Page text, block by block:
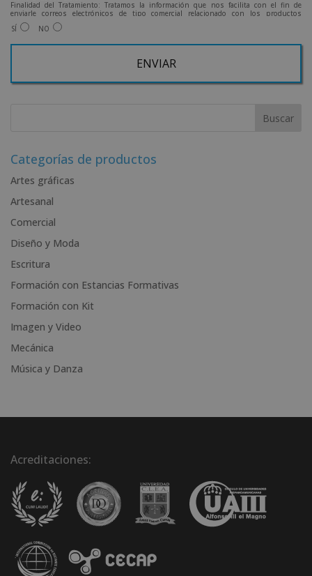
Finalidad del Tratamiento: Tratamos la información que nos facilita con el fin de
enviarle correos electrónicos de tipo comercial relacionado con los productos
ofrecidos y otros tipo de productos que fueran de su interés.
Legitimación del tratamiento: Consentimiento del interesado.
a la dirección admin@grupoesneca.com.
Desea recibir información comercial (vía telefónica y/o email):
SÍ NO
r
a
t
i
e
:
Categorías de productos
Artes gráficas
Artesanal
Comercial
Diseño y Moda
Escritura
Formación con Estancias Formativas
Formación con Kit
Imagen y Video
Mecánica
Música y Danza
Acreditaciones: